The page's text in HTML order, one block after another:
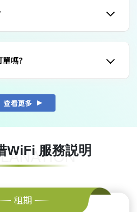
嗎?
查看更多
WiFi 服務説明
租期